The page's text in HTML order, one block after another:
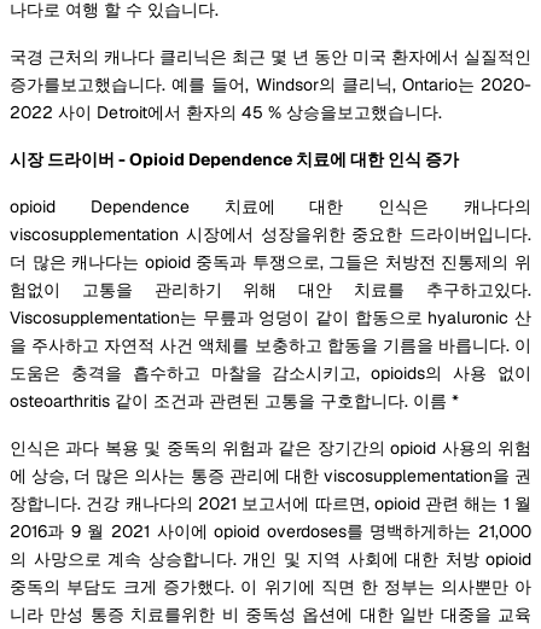
나다로 여행 할 수 있습니다.
국경 근처의 캐나다 클리닉은 최근 몇 년 동안 미국 환자에서 실질적인
증가를보고했습니다. 예를 들어, Windsor의 클리닉, Ontario는 2020-
2022 사이 Detroit에서 환자의 45 % 상승을보고했습니다.
시장 드라이버 - Opioid Dependence 치료에 대한 인식 증가
opioid Dependence 치료에 대한 인식은 캐나다의
viscosupplementation 시장에서 성장을위한 중요한 드라이버입니다.
더 많은 캐나다는 opioid 중독과 투쟁으로, 그들은 처방전 진통제의 위
험없이 고통을 관리하기 위해 대안 치료를 추구하고있다.
Viscosupplementation는 무릎과 엉덩이 같이 합동으로 hyaluronic 산
을 주사하고 자연적 사건 액체를 보충하고 합동을 기름을 바릅니다. 이
도움은 충격을 흡수하고 마찰을 감소시키고, opioids의 사용 없이
osteoarthritis 같이 조건과 관련된 고통을 구호합니다. 이름 *
인식은 과다 복용 및 중독의 위험과 같은 장기간의 opioid 사용의 위험
에 상승, 더 많은 의사는 통증 관리에 대한 viscosupplementation을 권
장합니다. 건강 캐나다의 2021 보고서에 따르면, opioid 관련 해는 1 월
2016과 9 월 2021 사이에 opioid overdoses를 명백하게하는 21,000
의 사망으로 계속 상승합니다. 개인 및 지역 사회에 대한 처방 opioid
중독의 부담도 크게 증가했다. 이 위기에 직면 한 정부는 의사뿐만 아
니라 만성 통증 치료를위한 비 중독성 옵션에 대한 일반 대중을 교육